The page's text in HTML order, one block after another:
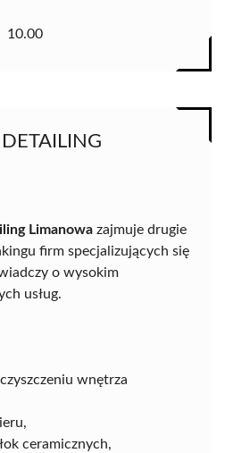
10.00
Limanowa zajmuje drugie
firm specjalizujących się
o wysokim
usług.
wnętrza
ceramicznych,